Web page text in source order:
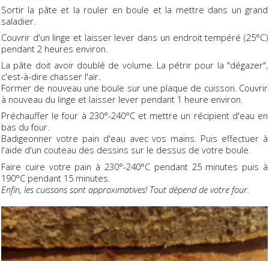
Sortir la pâte et la rouler en boule et la mettre dans un grand
saladier.
Couvrir d'un linge et laisser lever dans un endroit tempéré (25°C)
pendant 2 heures environ.
La pâte doit avoir doublé de volume. La pétrir pour la "dégazer",
c'est-à-dire chasser l'air.
Former de nouveau une boule sur une plaque de cuisson. Couvrir
à nouveau du linge et laisser lever pendant 1 heure environ.
Préchauffer le four à 230°-240°C et mettre un récipient d'eau en
bas du four.
Badigeonner votre pain d'eau avec vos mains. Puis effectuer à
l'aide d'un couteau des dessins sur le dessus de votre boule.
Faire cuire votre pain à 230°-240°C pendant 25 minutes puis à
190°C pendant 15 minutes.
Enfin, les cuissons sont approximatives! Tout dépend de votre four.